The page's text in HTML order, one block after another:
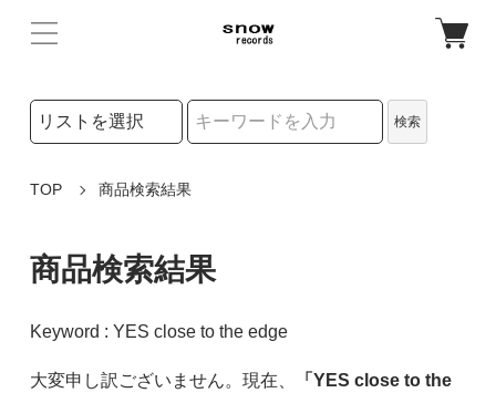
検索リストの選択
検索
TOP 商品検索結果
商品検索結果
Keyword : YES close to the edge
大変申し訳ございません。現在、
「YES close to the